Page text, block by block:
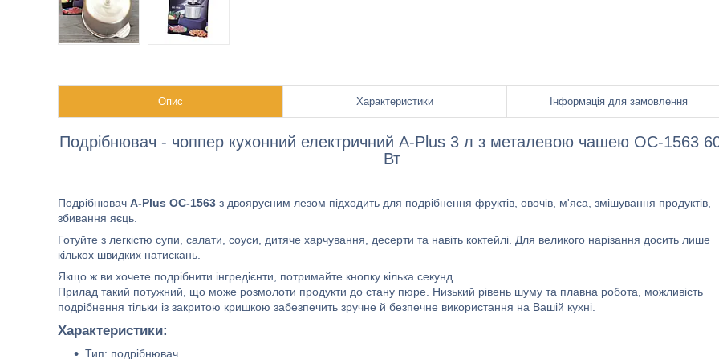
Опис Характеристики Інформація для замовлення
Подрібнювач - чоппер кухонний електричний A-Plus 3 л з металевою чашею OC-1563
Вт
Подрібнювач A-Plus OC-1563 з двоярусним лезом підходить для подрібнення фруктів, овочів, м'яса, змішування продуктів,
збивання яєць.
Готуйте з легкістю супи, салати, соуси, дитяче харчування, десерти та навіть коктейлі. Для великого нарізання досить лише
кількох швидких натискань.
Якщо ж ви хочете подрібнити інгредієнти, потримайте кнопку кілька секунд.
Прилад такий потужний, що може розмолоти продукти до стану пюре. Низький рівень шуму та плавна робота, можливість
подрібнення тільки із закритою кришкою забезпечить зручне й безпечне використання на Вашій кухні.
Характеристики:
Тип: подрібнювач